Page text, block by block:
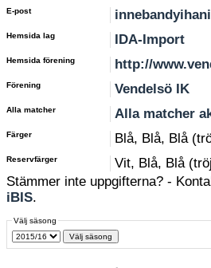
E-post
Hemsida lag IDA-Import
Hemsida förening http://
Förening Vendelsö IK
Alla matcher Alla matcher
Färger Blå, Blå, Blå
Reservfärger
Vit, Blå, Blå
Stämmer inte uppgifterna? -
iBIS.
Välj säsong